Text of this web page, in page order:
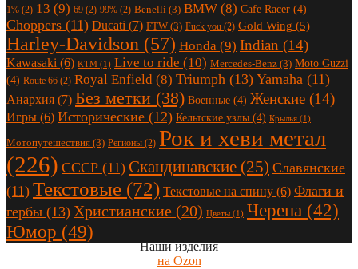
1% (2) 13 (9) 69 (2) 99% (2) Benelli (3) BMW (8) Cafe Racer (4)
Choppers (11) Ducati (7) FTW (3) Fuck you (2) Gold Wing (5)
Harley-Davidson (57) Honda (9) Indian (14)
Kawasaki (6) KTM (1) Live to ride (10) Mercedes-Benz (3) Moto Guzzi
(4) Route 66 (2) Royal Enfield (8) Triumph (13) Yamaha (11)
Анархия (7) Без метки (38) Военные (4) Женские (14)
Игры (6) Исторические (12) Кельтские узлы (4) Крылья (1)
Мотопутешествия (3) Регионы (2) Рок и хеви метал
(226) СССР (11) Скандинавские (25) Славянские
(11) Текстовые (72) Текстовые на спину (6) Флаги и
гербы (13) Христианские (20) Цветы (1) Черепа (42)
Юмор (49)
Наши изделия
на Ozon